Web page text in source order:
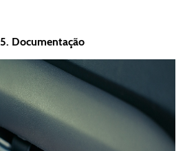
5. Documentação